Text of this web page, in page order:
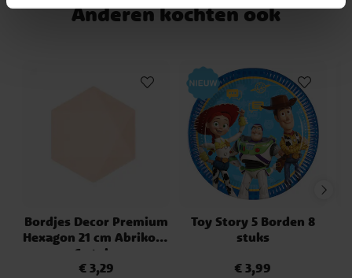
Anderen kochten ook
Bordjes Decor Premium
Hexagon 21 cm Abrikoos
6 stuks
Prijs :€ 3,29
€ 3,29
Toy Story 5 Borden 8
stuks
Prijs :€ 3,99
€ 3,99